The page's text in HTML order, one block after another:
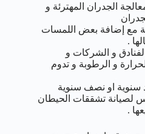
الجدران المهترئة و
مع إضافة بعض اللمسات
.
و الشركات و
و الرطوبة و تدوم
سنوية او نصف سنوية
لصيانة تشققات الحيطان
.